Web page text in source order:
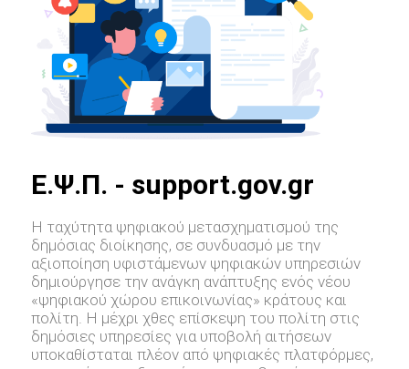
E.Ψ.Π. - support.gov.gr
Η ταχύτητα ψηφιακού μετασχηματισμού της
δημόσιας διοίκησης, σε συνδυασμό με την
αξιοποίηση υφιστάμενων ψηφιακών υπηρεσιών
δημιούργησε την ανάγκη ανάπτυξης ενός νέου
«ψηφιακού χώρου επικοινωνίας» κράτους και
πολίτη. Η μέχρι χθες επίσκεψη του πολίτη στις
δημόσιες υπηρεσίες για υποβολή αιτήσεων
υποκαθίσταται πλέον από ψηφιακές πλατφόρμες,